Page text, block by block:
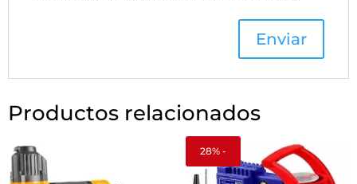
Productos relacionados
28% -